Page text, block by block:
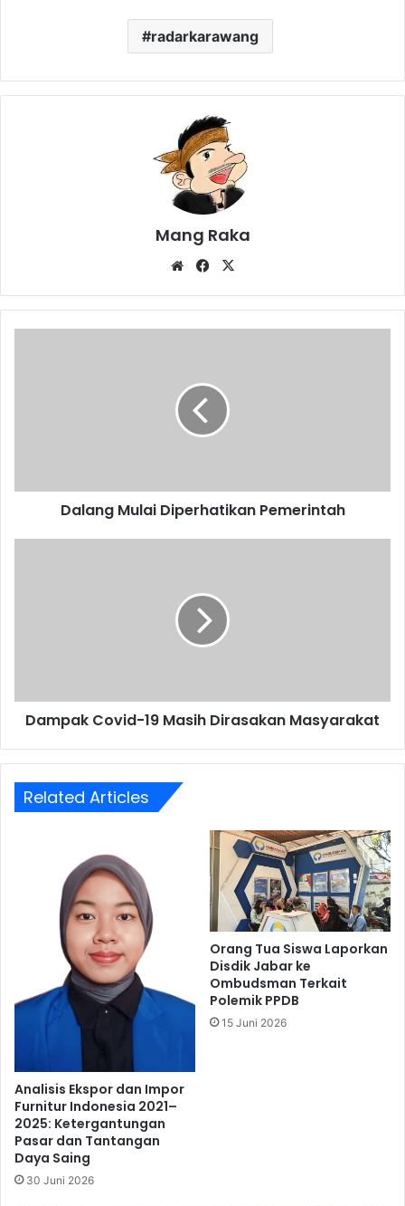
radarkarawang
Mang Raka
WebsiteFacebook
Dalang Mulai Diperhatikan Pemerintah
Dampak Covid-19 Masih Dirasakan Masyarakat
Related Articles
Analisis Ekspor dan Impor
Furnitur Indonesia 2021–
2025: Ketergantungan
Pasar dan Tantangan
Daya Saing
30 Juni 2026
Orang Tua Siswa Laporkan
Disdik Jabar ke
Ombudsman Terkait
Polemik PPDB
15 Juni 2026